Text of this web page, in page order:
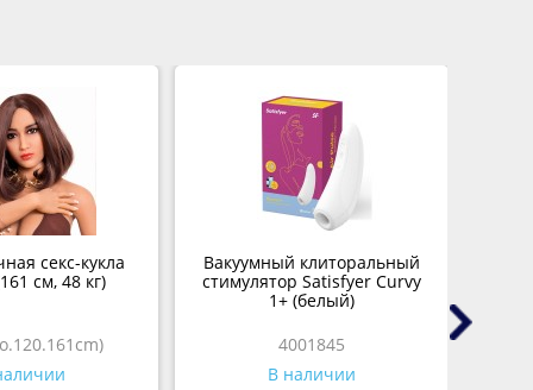
секс-кукла
см, 48 кг)
Вакуумный клиторальный
стимулятор Satisfyer Curvy
1+ (белый)
4001845
В наличии